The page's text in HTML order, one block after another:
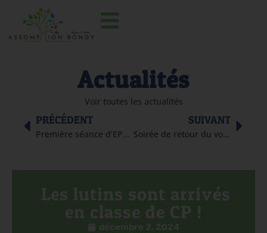
Actualités
Voir toutes les actualités
PRÉCÉDENT
Première séance d’EPS avec un éducateur sportif de la ville
SUIVANT
Soirée de retour du voyage solidaire au Maroc
Les lutins sont arrivés
en classe de CP !
décembre 2, 2024